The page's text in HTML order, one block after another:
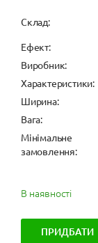
Cклад:
Ефект:
Виробник:
Характеристики:
Ширина:
Вага:
Мінімальне
замовлення:
В наявності
ПРИДБАТИ